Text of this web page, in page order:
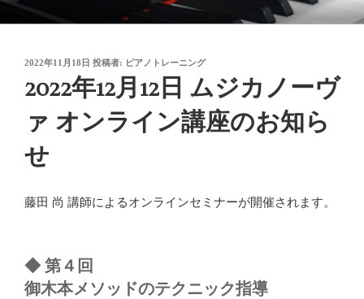
ン
御木本メソッド
脳や筋肉をトレーニングしながら奏法を学び、美しい音と自然で優れた
投
日:
2022年11月18日 投稿者: ピアノトレーニング
2022年12月12日 ムジカノーヴ
ァ オンライン講座のお知ら
せ
藤田 尚 講師によるオンラインセミナーが開催されます。
◆ 第４回
御木本メソッドのテクニック指導